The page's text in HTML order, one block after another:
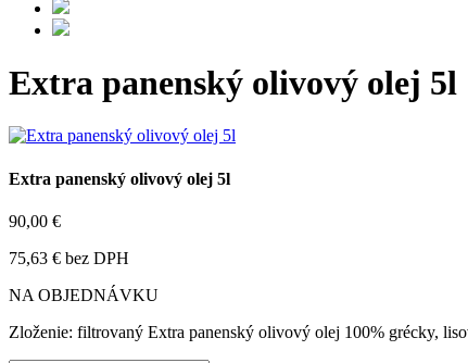
Extra panenský olivový olej 5l
Extra panenský olivový olej 5l
90,00 €
75,63 € bez DPH
NA OBJEDNÁVKU
Zloženie: filtrovaný Extra panenský olivový olej 100% grécky,